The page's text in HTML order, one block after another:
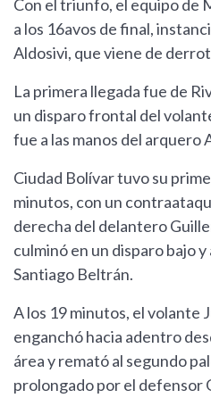
Con el triunfo, el equipo de
a los 16avos de final,
Aldosivi, que viene de
La primera llegada fue de
un disparo frontal del
fue a las manos del
Ciudad Bolívar tuvo su
minutos, con un
derecha del delantero
culminó en un disparo bajo
Santiago Beltrán.
A los 19 minutos, el volante
enganchó hacia adentro
área y remató al segundo
prolongado por el defensor